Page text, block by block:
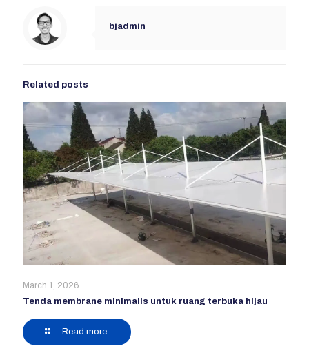
bjadmin
Related posts
March 1, 2026
Tenda membrane minimalis untuk ruang terbuka hijau
Read more